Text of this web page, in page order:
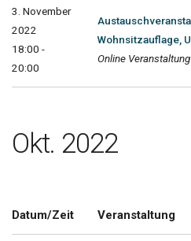
3. November
2022
18:00 -
20:00
Wohnsitzauflage,
Online Veranstaltung
Okt. 2022
Datum/Zeit Veranstaltung